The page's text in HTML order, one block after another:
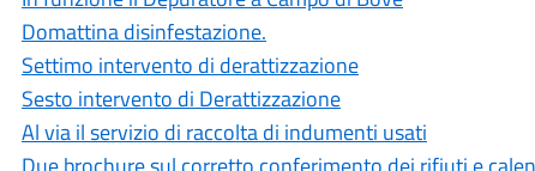
Domattina disinfestazione.
Settimo intervento di derattizzazione
Sesto intervento di Derattizzazione
Al via il servizio di raccolta di indumenti usati